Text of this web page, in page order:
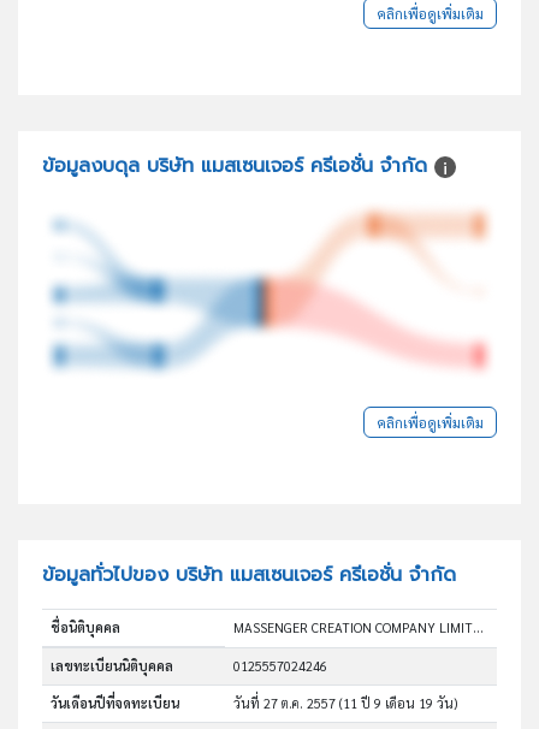
คลิกเพื่อดูเพิ่มเติม
ข้อมูลงบดุล บริษัท แมสเซนเจอร์ ครีเอชั่น จำกัด
คลิกเพื่อดูเพิ่มเติม
ข้อมูลทั่วไปของ บริษัท แมสเซนเจอร์ ครีเอชั่น จำกัด
ชื่อนิติบุคคล MASSENGER CREATION COMPANY LIMITED
เลขทะเบียนนิติบุคคล 0125557024246
วันเดือนปีที่จดทะเบียน วันที่ 27 ต.ค. 2557(11 ปี 9 เดือน 19 วัน)